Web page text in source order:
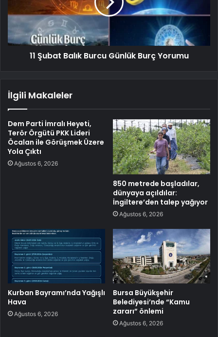
11 Şubat Balık Burcu Günlük Burç Yorumu
İlgili Makaleler
Dem Parti İmralı Heyeti,
Terör Örgütü PKK Lideri
Öcalan ile Görüşmek Üzere
Yola Çıktı
Ağustos 6, 2026
850 metrede başladılar,
dünyaya açıldılar:
İngiltere’den talep yağıyor
Ağustos 6, 2026
Kurban Bayramı’nda Yağışlı
Hava
Ağustos 6, 2026
Bursa Büyükşehir
Belediyesi’nde “Kamu
zararı” önlemi
Ağustos 6, 2026